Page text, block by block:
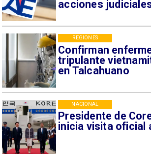
acciones
Confirman
tripulante
en Talcahuano
REGIONES
Presidente de
inicia visita oficial
NACIONAL